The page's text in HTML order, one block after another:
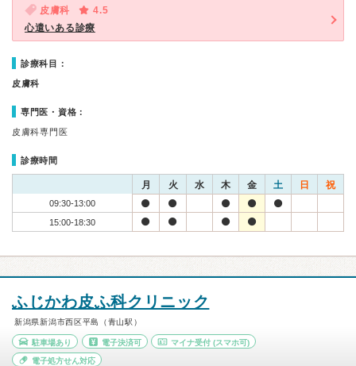
皮膚科
4.5
心遣いある診療
診療科目：
皮膚科
専門医・資格：
皮膚科専門医
診療時間
月 火 水 木 金 土 日 祝
09:30-13:00
15:00-18:30
ふじかわ皮ふ科クリニック
新潟県新潟市西区平島（青山駅）
駐車場あり 電子決済可 マイナ受付 (スマホ可)
電子処方せん対応